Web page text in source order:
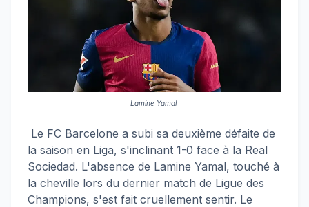
Lamine Yamal
Le FC Barcelone a subi sa deuxième défaite de
la saison en Liga, s'inclinant 1-0 face à la Real
Sociedad. L'absence de Lamine Yamal, touché à
la cheville lors du dernier match de Ligue des
Champions, s'est fait cruellement sentir. Le